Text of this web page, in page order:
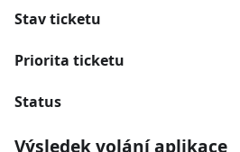
Stav ticketu
Priorita ticketu
Status
Výsledek volání aplikace